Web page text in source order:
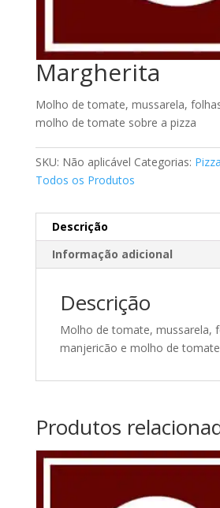
Margherita
Molho de tomate, mussarela,
molho de tomate sobre a pizza
SKU: Não aplicável Categorias:
Todos os Produtos
Descrição
Informação adicional
Descrição
Molho de tomate, mussarela,
manjericão e molho de
Produtos